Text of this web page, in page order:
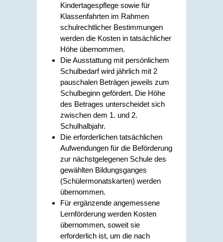
Kindertagespflege sowie für
Klassenfahrten im Rahmen
schulrechtlicher Bestimmungen
werden die Kosten in tatsächlicher
Höhe übernommen.
Die Ausstattung mit persönlichem
Schulbedarf wird jährlich mit 2
pauschalen Beträgen jeweils zum
Schulbeginn gefördert. Die Höhe
des Betrages unterscheidet sich
zwischen dem 1. und 2.
Schulhalbjahr.
Die erforderlichen tatsächlichen
Aufwendungen für die Beförderung
zur nächstgelegenen Schule des
gewählten Bildungsganges
(Schülermonatskarten) werden
übernommen.
Für ergänzende angemessene
Lernförderung werden Kosten
übernommen, soweit sie
erforderlich ist, um die nach